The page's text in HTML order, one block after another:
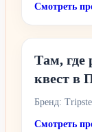
Смотреть
Там, где
квест в
Бренд:
Смотреть